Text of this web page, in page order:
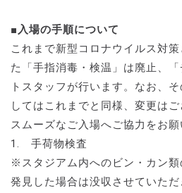
■入場の手順について
これまで新型コロナウイルス対
た「手指消毒・検温」は廃止、
トスタッフが行います。なお、
してはこれまでと同様、変更はご
スムーズなご入場へご協力をお願
1. 手荷物検査
※スタジアム内へのビン・カン類
発見した場合は没収させていただ